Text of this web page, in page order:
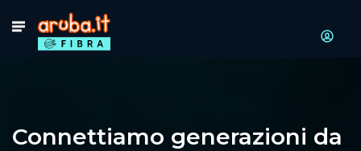
Connettiamo generazioni da